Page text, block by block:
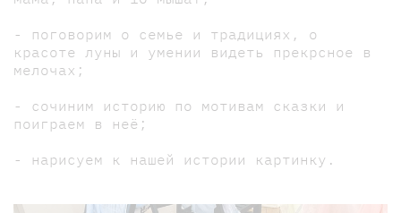
- поговорим о семье и традициях, о
красоте луны и умении видеть прекрсное в
мелочах;
- сочиним историю по мотивам сказки и
поиграем в неё;
- нарисуем к нашей истории картинку.